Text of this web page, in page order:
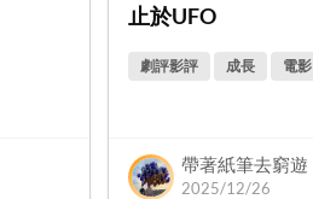
止於UFO
劇評影評 成長 電影
帶著紙筆去窮遊
2025/12/26